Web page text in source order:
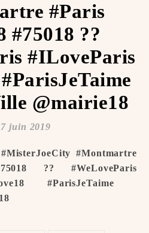
#Paris
#75018 ??
#ILoveParis
@mairie18
juin 2019
?? #WeLoveParis
#ParisJeTaime